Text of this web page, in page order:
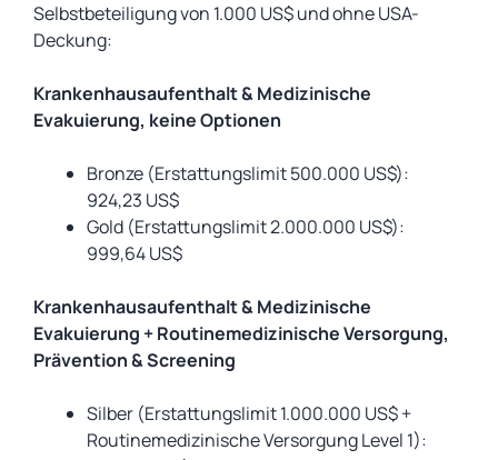
Selbstbeteiligung von 1.000 US$ und ohne USA-
Deckung:
Krankenhausaufenthalt & Medizinische
Evakuierung, keine Optionen
Bronze (Erstattungslimit 500.000 US$):
924,23 US$
Gold (Erstattungslimit 2.000.000 US$):
999,64 US$
Krankenhausaufenthalt & Medizinische
Evakuierung + Routinemedizinische Versorgung,
Prävention & Screening
Silber (Erstattungslimit 1.000.000 US$ +
Routinemedizinische Versorgung Level 1):